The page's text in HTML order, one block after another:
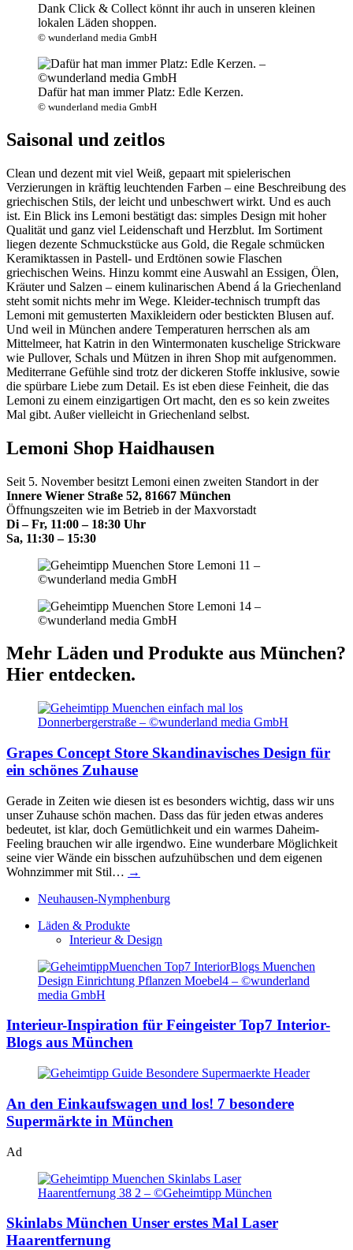
Dank Click & Collect könnt ihr auch in unseren kleinen
lokalen Läden shoppen.
© wunderland media GmbH
Dafür hat man immer Platz: Edle Kerzen.
© wunderland media GmbH
Saisonal und zeitlos
Clean und dezent mit viel Weiß, gepaart mit spielerischen
Verzierungen in kräftig leuchtenden Farben – eine Beschreibung des
griechischen Stils, der leicht und unbeschwert wirkt. Und es auch
ist. Ein Blick ins Lemoni bestätigt das: simples Design mit hoher
Qualität und ganz viel Leidenschaft und Herzblut. Im Sortiment
liegen dezente Schmuckstücke aus Gold, die Regale schmücken
Keramiktassen in Pastell- und Erdtönen sowie Flaschen
griechischen Weins. Hinzu kommt eine Auswahl an Essigen, Ölen,
Kräuter und Salzen – einem kulinarischen Abend á la Griechenland
steht somit nichts mehr im Wege. Kleider-technisch trumpft das
Lemoni mit gemusterten Maxikleidern oder bestickten Blusen auf.
Und weil in München andere Temperaturen herrschen als am
Mittelmeer, hat Katrin in den Wintermonaten kuschelige Strickware
wie Pullover, Schals und Mützen in ihren Shop mit aufgenommen.
Mediterrane Gefühle sind trotz der dickeren Stoffe inklusive, sowie
die spürbare Liebe zum Detail. Es ist eben diese Feinheit, die das
Lemoni zu einem einzigartigen Ort macht, den es so kein zweites
Mal gibt. Außer vielleicht in Griechenland selbst.
Lemoni Shop Haidhausen
Seit 5. November besitzt Lemoni einen zweiten Standort in der
Innere Wiener Straße 52, 81667 München
Öffnungszeiten wie im Betrieb in der Maxvorstadt
Di – Fr, 11:00 – 18:30 Uhr
Sa, 11:30 – 15:30
Mehr Läden und Produkte aus München?
Hier entdecken.
Grapes Concept Store Skandinavisches Design für
ein schönes Zuhause
Gerade in Zeiten wie diesen ist es besonders wichtig, dass wir uns
unser Zuhause schön machen. Dass das für jeden etwas anderes
bedeutet, ist klar, doch Gemütlichkeit und ein warmes Daheim-
Feeling brauchen wir alle irgendwo. Eine wunderbare Möglichkeit
seine vier Wände ein bisschen aufzuhübschen und dem eigenen
Wohnzimmer mit Stil… →
Neuhausen-Nymphenburg
Läden & Produkte
Interieur & Design
Interieur-Inspiration für Feingeister Top7 Interior-
Blogs aus München
An den Einkaufswagen und los! 7 besondere
Supermärkte in München
Ad
Skinlabs München Unser erstes Mal Laser
Haarentfernung